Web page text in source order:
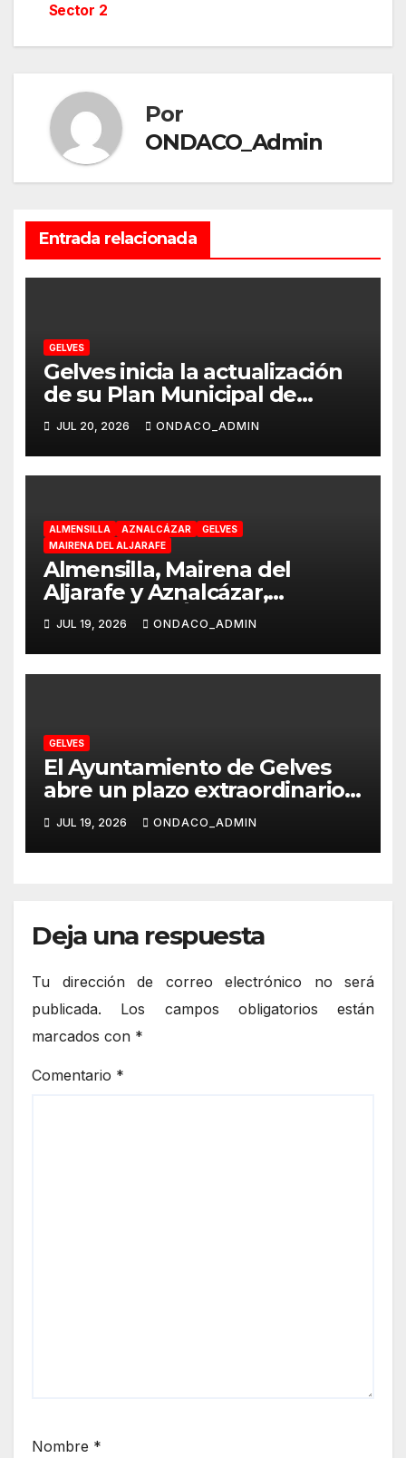
Sector 2
Por
ONDACO_Admin
Entrada relacionada
GELVES
Gelves inicia la actualización
de su Plan Municipal de
Vivienda y Suelo para
responder a las necesidades
reales de la ciudadanía
JUL 20, 2026 ONDACO_ADMIN
ALMENSILLA AZNALCÁZAR
GELVES
MAIRENA DEL ALJARAFE
Almensilla, Mairena del
Aljarafe y Aznalcázar,
declaradas «Área en Alerta»
por Virus del Nilo Occidental
JUL 19, 2026 ONDACO_ADMIN
GELVES
El Ayuntamiento de Gelves
abre un plazo extraordinario
de inscripciones para el Aula
de Conciliación Municipal de
Verano 2026
JUL 19, 2026 ONDACO_ADMIN
Deja una respuesta
Tu dirección de correo electrónico no será
publicada.
Los campos obligatorios están
marcados con *
Comentario *
Nombre *